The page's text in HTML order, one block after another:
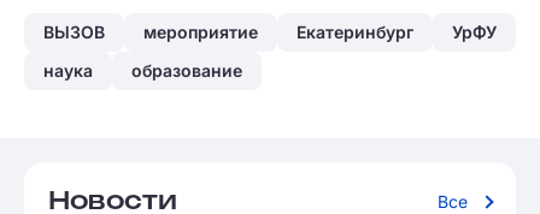
ВЫЗОВ мероприятие Екатеринбург
УрФУ
наука
образование
Новости Все